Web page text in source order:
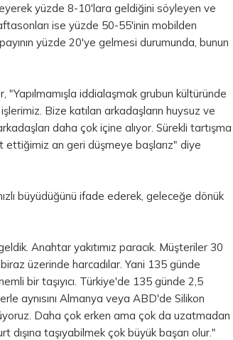
yüzde 8-10'lara geldiğini söyleyen ve
ise yüzde 50-55'inin mobilden
yüzde 20'ye gelmesi durumunda, bunun
iddialaşmak grubun kültüründe
Bize katılan arkadaşların huysuz ve
daha çok içine alıyor. Sürekli tartışma
ettiğimiz an geri düşmeye başlarız" diye
büyüdüğünü ifade ederek, geleceğe dönük
Anahtar yakıtımız paracık. Müşteriler 30
üzerinde harcadılar. Yani 135 günde
bir taşıyıcı. Türkiye'de 135 günde 2,5
aynısını Almanya veya ABD'de Silikon
Daha çok erken ama çok da uzatmadan
dışına taşıyabilmek çok büyük başarı olur."